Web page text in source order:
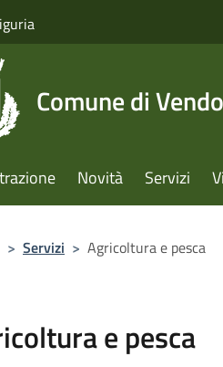
Comune di
Novità Servizi
> Servizi > Agricoltura e pesca
e pesca